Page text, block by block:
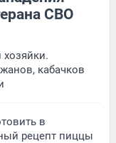
СВО
кабачков
в
рецепт пиццы